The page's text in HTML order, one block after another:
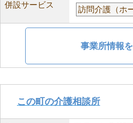
併設サービス
訪問介護（ホ
事業所情報
この町の介護相談所